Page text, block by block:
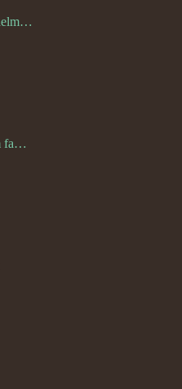
DE Jacob Friedrich Wilhelm Hurth
Very importent infromation from family Schwulst